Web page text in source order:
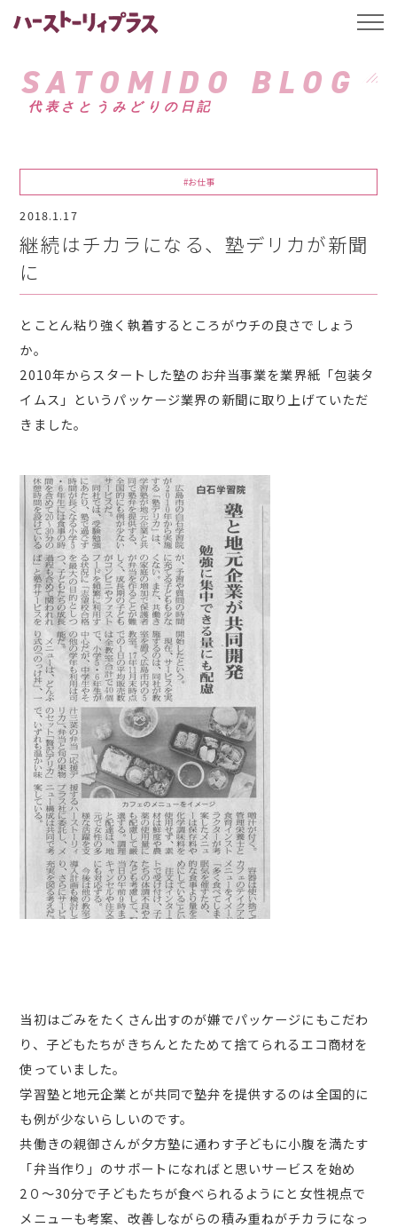
ハーストーリィプ
SATOMIDO BLOG
代表さとうみどりの日記
#お仕事
2018.1.17
継続はチカラになる、塾デリカが新聞
に
とことん粘り強く執着するところがウチの良さでしょう
か。
2010年からスタートした塾のお弁当事業を業界紙「包装タ
イムス」というパッケージ業界の新聞に取り上げていただ
きました。
当初はごみをたくさん出すのが嫌でパッケージにもこだわ
り、子どもたちがきちんとたためて捨てられるエコ商材を
使っていました。
学習塾と地元企業とが共同で塾弁を提供するのは全国的に
も例が少ないらしいのです。
共働きの親御さんが夕方塾に通わす子どもに小腹を満たす
「弁当作り」のサポートになればと思いサービスを始め
2０～30分で子どもたちが食べられるようにと女性視点で
メニューも考案、改善しながらの積み重ねがチカラになっ
t
l
a